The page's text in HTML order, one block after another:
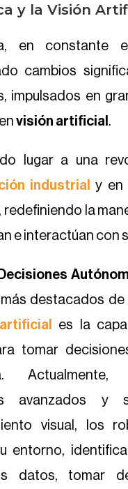
y la Visión
en constante
cambios
impulsados en
visión artificial .
lugar a una
industrial y en
la
e interactúan con
destacados de
es la
tomar
avanzados y
visual, los
entorno,
datos, tomar